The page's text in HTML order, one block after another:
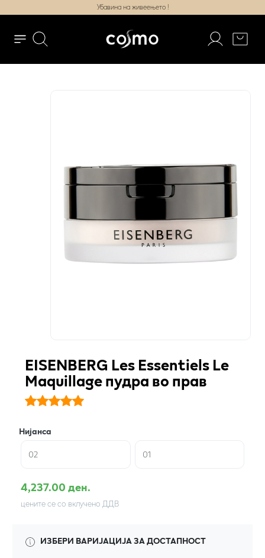
Убавина на живеењето !
EISENBERG Les Essentiels Le
Maquillage пудра во прав
Нијанса
02
01
4,237.00 ден.
цените се со вклучено ДДВ
ИЗБЕРИ ВАРИЈАЦИЈА ЗА ДОСТАПНОСТ